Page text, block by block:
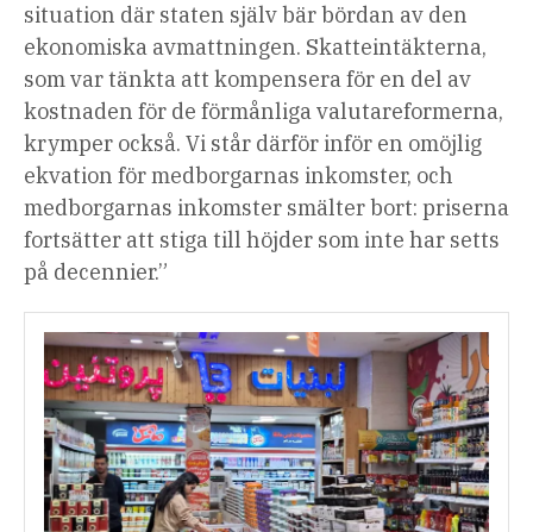
situation där staten själv bär bördan av den
ekonomiska avmattningen. Skatteintäkterna,
som var tänkta att kompensera för en del av
kostnaden för de förmånliga valutareformerna,
krymper också. Vi står därför inför en omöjlig
ekvation för medborgarnas inkomster, och
medborgarnas inkomster smälter bort: priserna
fortsätter att stiga till höjder som inte har setts
på decennier.”